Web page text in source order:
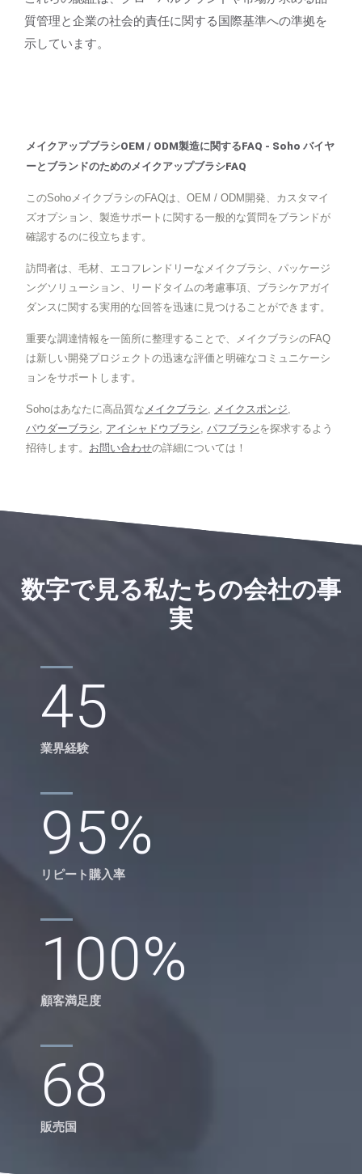
質管理と企業の社会的責任に関する国際基準への準拠を
示しています。
メイクアップブラシOEM / ODM製造に関するFAQ - Soho バイヤ
ーとブランドのためのメイクアップブラシFAQ
このSohoメイクブラシのFAQは、OEM / ODM開発、カスタマイ
ズオプション、製造サポートに関する一般的な質問をブランドが
確認するのに役立ちます。
訪問者は、毛材、エコフレンドリーなメイクブラシ、パッケージ
ングソリューション、リードタイムの考慮事項、ブラシケアガイ
ダンスに関する実用的な回答を迅速に見つけることができます。
重要な調達情報を一箇所に整理することで、メイクブラシのFAQ
は新しい開発プロジェクトの迅速な評価と明確なコミュニケーシ
ョンをサポートします。
Sohoはあなたに高品質な メイクブラシ, メイクスポンジ,
パウダーブラシ, アイシャドウブラシ, パフブラシを探求するよう
招待します。 お問い合わせの詳細については！
数字で見る私たちの会社の事
実
45
業界経験
95%
リピート購入率
100%
顧客満足度
68
販売国